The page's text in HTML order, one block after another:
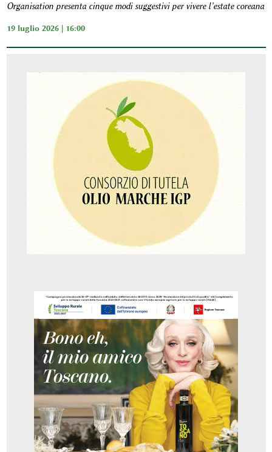
Organisation presenta cinque modi suggestivi per vivere l’estate coreana
19 luglio 2026 | 16:00